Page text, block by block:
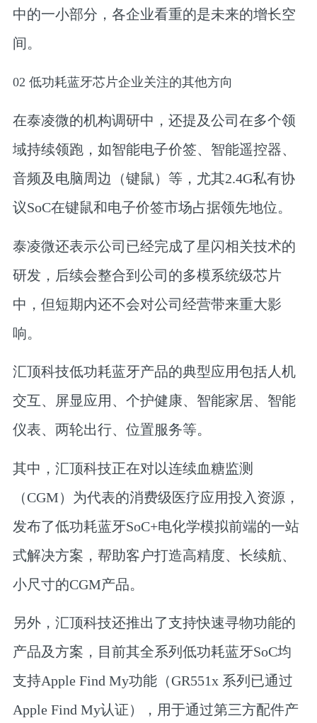
中的一小部分，各企业看重的是未来的增长空
间。
02 低功耗蓝牙芯片企业关注的其他方向
在泰凌微的机构调研中，还提及公司在多个领
域持续领跑，如智能电子价签、智能遥控器、
音频及电脑周边（键鼠） 等，尤其2.4G私有协
议SoC在键鼠和电子价签市场占据领先地位。
泰凌微还表示公司已经完成了星闪相关技术的
研发，后续会整合到公司的多模系统级芯片
中，但短期内还不会对公司经营带来重大影
响。
汇顶科技低功耗蓝牙产品的典型应用包括人机
交互、屏显应用、个护健康、智能家居、智能
仪表、两轮出行、位置服务等。
其中，汇顶科技正在对以连续血糖监测
（CGM）为代表的消费级医疗应用投入资源，
发布了低功耗蓝牙SoC+电化学模拟前端的一站
式解决方案，帮助客户打造高精度、长续航、
小尺寸的CGM产品。
另外，汇顶科技还推出了支持快速寻物功能的
产品及方案，目前其全系列低功耗蓝牙SoC均
支持Apple Find My功能（GR551x 系列已通过
Apple Find My认证）， 用于通过第三方配件产